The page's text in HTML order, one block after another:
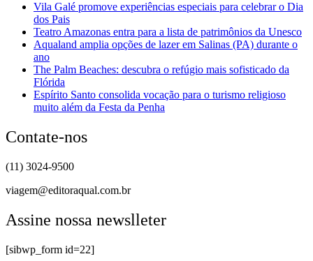
Vila Galé promove experiências especiais para celebrar o Dia
dos Pais
Teatro Amazonas entra para a lista de patrimônios da Unesco
Aqualand amplia opções de lazer em Salinas (PA) durante o
ano
The Palm Beaches: descubra o refúgio mais sofisticado da
Flórida
Espírito Santo consolida vocação para o turismo religioso
muito além da Festa da Penha
Contate-nos
(11) 3024-9500
viagem@editoraqual.com.br
Assine nossa newslleter
[sibwp_form id=22]